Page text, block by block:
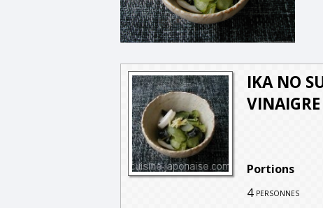
IKA NO
Portions
4 personnes